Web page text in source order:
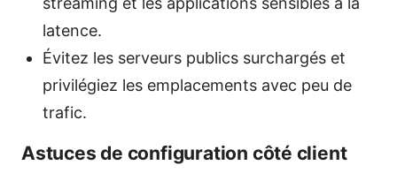
latence.
Évitez les serveurs publics surchargés et
privilégiez les emplacements avec peu de
trafic.
Astuces de configuration côté client